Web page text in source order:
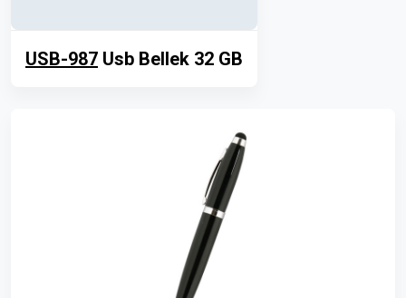
USB-987 Usb Bellek 32 GB